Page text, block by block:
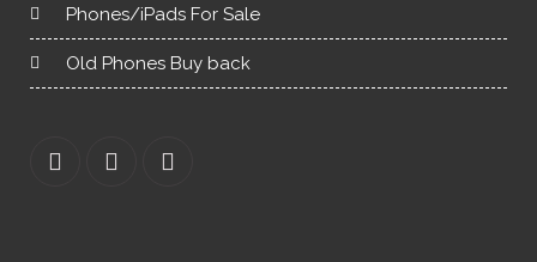
Phones/iPads For Sale
Old Phones Buy back